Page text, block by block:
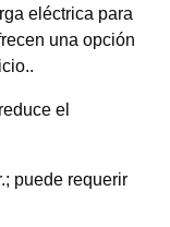
eléctrica para
una opción
el
puede requerir